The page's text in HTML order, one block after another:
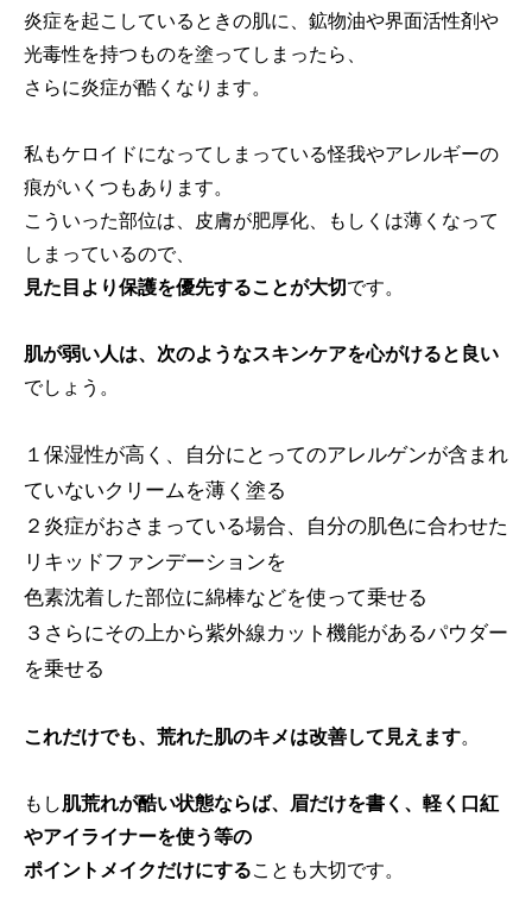
炎症を起こしているときの肌に、鉱物油や界面活性剤や
光毒性を持つものを塗ってしまったら、
さらに炎症が酷くなります。
私もケロイドになってしまっている怪我やアレルギーの
痕がいくつもあります。
こういった部位は、皮膚が肥厚化、もしくは薄くなって
しまっているので、
見た目より保護を優先することが大切です。
肌が弱い人は、次のようなスキンケアを心がけると良い
でしょう。
１保湿性が高く、自分にとってのアレルゲンが含まれ
ていないクリームを薄く塗る
２炎症がおさまっている場合、自分の肌色に合わせた
リキッドファンデーションを
色素沈着した部位に綿棒などを使って乗せる
３さらにその上から紫外線カット機能があるパウダー
を乗せる
これだけでも、荒れた肌のキメは改善して見えます。
もし肌荒れが酷い状態ならば、眉だけを書く、軽く口紅
やアイライナーを使う等の
ポイントメイクだけにすることも大切です。